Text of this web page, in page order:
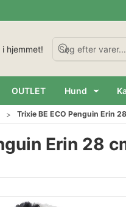
hjemmet!
OUTLET Hund
Trixie BE ECO Penguin Erin
Erin 28